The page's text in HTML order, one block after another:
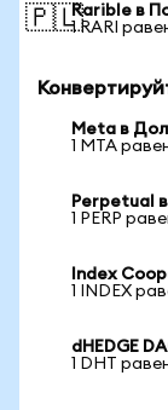
🇵🇱Rarible в
1 RARI
Meta в
1 MTA
Perpetual
1 PERP
Index
1 INDEX
dHEDGE
1 DHT